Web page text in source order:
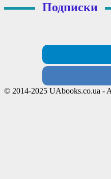
Подписки
© 2014-2025 UAbooks.co.ua -